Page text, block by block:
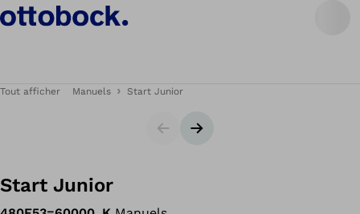
Tout afficher Manuels Start Junior
CarrouselBannière suivante
Start Junior